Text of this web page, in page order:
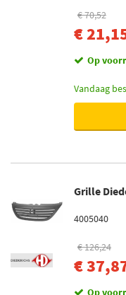
€ 70,52
€
Op
Vandaag
Grille
4005040
€ 126,24
€
Op